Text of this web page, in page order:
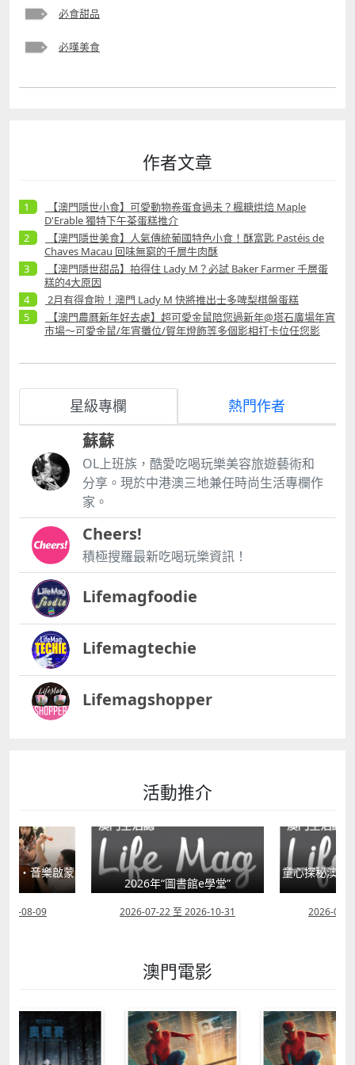
必食甜品
必嘆美食
作者文章
【澳門隱世小食】可愛動物卷蛋食過未？楓糖烘焙 Maple
D'Erable 獨特下午茶蛋糕推介
【澳門隱世美食】人氣傳統葡國特色小食！酥富匙 Pastéis de
Chaves Macau 回味無窮的千層牛肉酥
【澳門隱世甜品】拍得住 Lady M？必試 Baker Farmer 千層蛋
糕的4大原因
2月有得食啦！澳門 Lady M 快將推出士多啤梨棋盤蛋糕
【澳門農曆新年好去處】超可愛金鼠陪您過新年@塔石廣場年宵
巿場～可愛金鼠/年宵攤位/賀年燈飾等多個影相打卡位任您影
星級專欄 熱門作者
蘇蘇
OL上班族，酷愛吃喝玩樂美容旅遊藝術和
分享。現於中港澳三地兼任時尚生活專欄作
家。
Cheers!
積極搜羅最新吃喝玩樂資訊！
Lifemagfoodie
Lifemagtechie
Lifemagshopper
活動推介
語・音樂啟蒙
08-09
2026年“圖書館e學堂”
2026-07-22 至 2026-10-31
童心探秘澳門
2026-07-
澳門電影